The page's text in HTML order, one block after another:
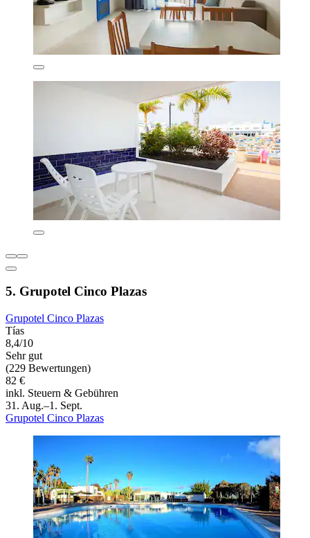
5. Grupotel Cinco Plazas
Grupotel Cinco Plazas
Tías
8,4/10
Sehr gut
(229 Bewertungen)
82 €
inkl. Steuern & Gebühren
31. Aug.–1. Sept.
Grupotel Cinco Plazas